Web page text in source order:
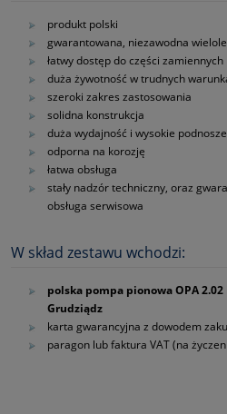
produkt polski
gwarantowana, niezawodna
łatwy dostęp do części zamiennych
duża żywotność w trudnych
szeroki zakres zastosowania
solidna konstrukcja
duża wydajność i wysokie
odporna na korozję
łatwa obsługa
stały nadzór techniczny, oraz
obsługa serwisowa
W skład zestawu wchodzi:
polska pompa pionowa OPA
Grudziądz
karta gwarancyjna z dowodem
paragon lub faktura VAT (na